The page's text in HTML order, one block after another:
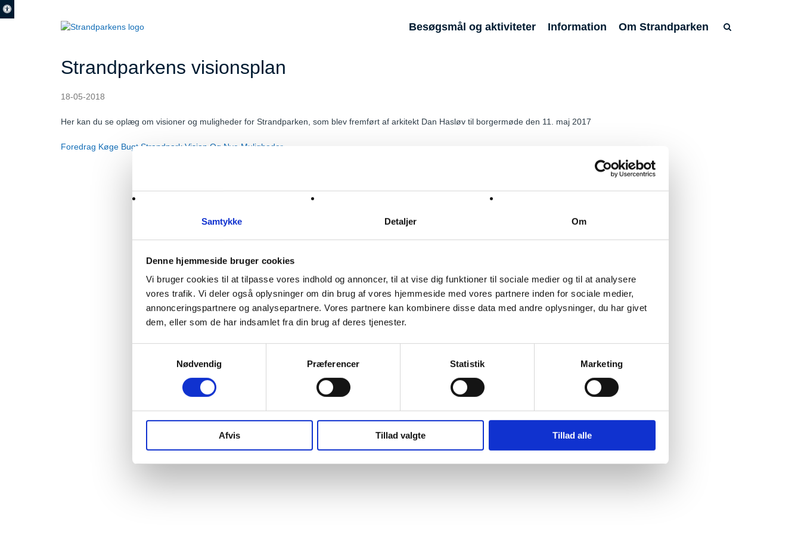
Samtykke Detaljer Om
Denne hjemmeside bruger cookies
Vi bruger cookies til at tilpasse vores indhold og annoncer, til at vise dig funktioner til sociale medier og til at analysere
vores trafik. Vi deler også oplysninger om din brug af vores hjemmeside med vores partnere inden for sociale medier,
annonceringspartnere og analysepartnere. Vores partnere kan kombinere disse data med andre oplysninger, du har givet
dem, eller som de har indsamlet fra din brug af deres tjenester.
Nødvendig
Præferencer Statistik Marketing
Afvis Tillad valgte Tillad alle
Besøgsmål og aktiviteter Information Om Strandparken
Strandparkens visionsplan
18-05-2018
Her kan du se oplæg om visioner og muligheder for Strandparken, som blev fremført af arkitekt Dan Hasløv til borgermøde den 11. maj 2017
Foredrag Køge Bugt Strandpark Vision Og Nye Muligheder
Ishøj Store Torv 20 43 57 76 75Drift tlf. Tilgængelighedserklæring